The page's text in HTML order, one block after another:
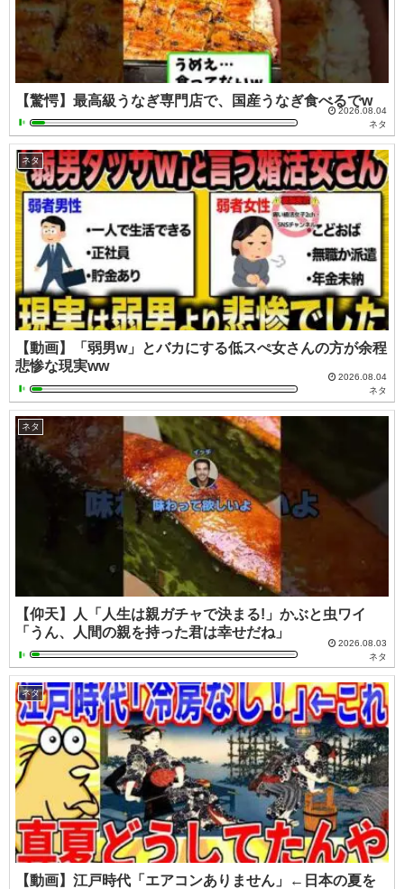
【驚愕】最高級うなぎ専門店で、国産うなぎ食べるでw
2026.08.04
ネタ
ネタ
【動画】「弱男w」とバカにする低スぺ女さんの方が余程
悲惨な現実ww
2026.08.04
ネタ
ネタ
【仰天】人「人生は親ガチャで決まる!」かぶと虫ワイ
「うん、人間の親を持った君は幸せだね」
2026.08.03
ネタ
ネタ
【動画】江戸時代「エアコンありません」←日本の夏を